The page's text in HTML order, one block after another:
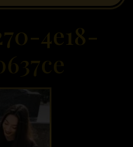
4e18-